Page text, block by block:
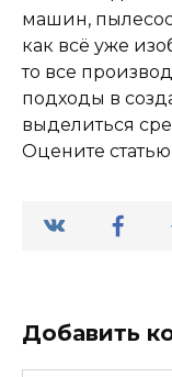
машин,
как всё уже
то все
подходы в
выделиться
Оцените статью
Добавить